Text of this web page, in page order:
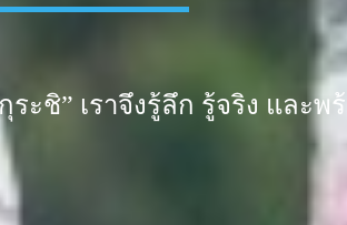
ะชิ” เราจึงรู้ลึก รู้จริง และ